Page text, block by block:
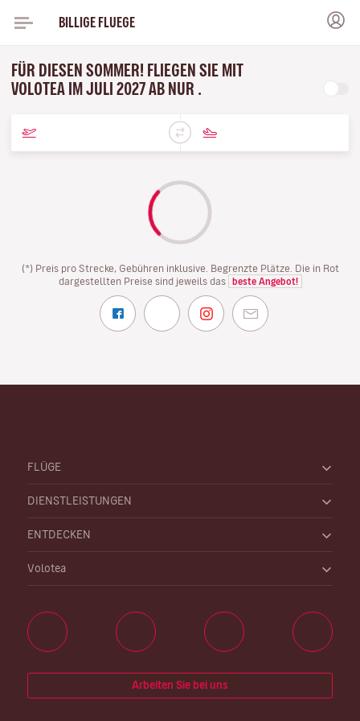
BILLIGE FLUEGE
FÜR DIESEN SOMMER! FLIEGEN SIE MIT
VOLOTEA IM JULI 2027 AB NUR .
(*) Preis pro Strecke, Gebühren inklusive. Begrenzte Plätze. Die in Rot
dargestellten Preise sind jeweils das
beste Angebot!
FLÜGE
DIENSTLEISTUNGEN
ENTDECKEN
Volotea
Arbeiten Sie bei uns